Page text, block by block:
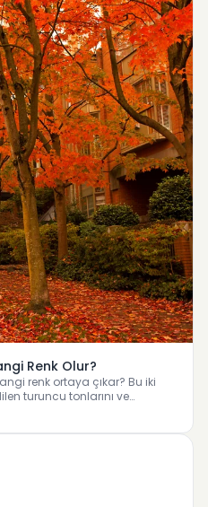
Renk Olur?
renk ortaya çıkar? Bu iki
turuncu tonlarını ve…